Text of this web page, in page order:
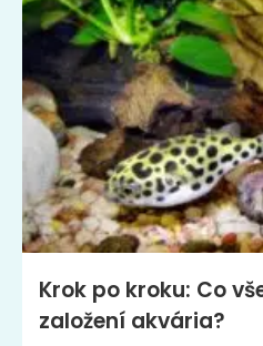
Krok po kroku: Co
založení akvária?